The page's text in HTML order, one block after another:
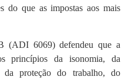
do que as impostas aos mais
(ADI 6069) defendeu que a
princípios da isonomia, da
da proteção do trabalho, do